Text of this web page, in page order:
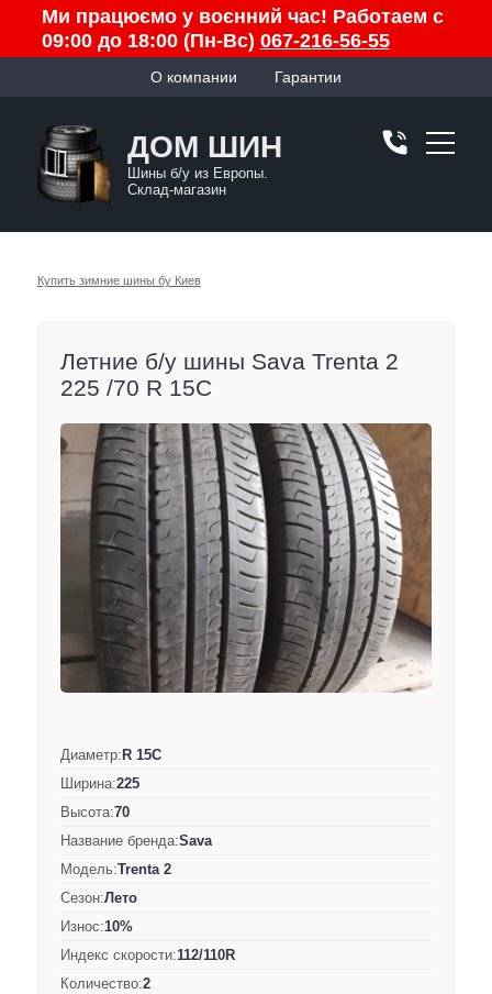
Ми працюємо у воєнний час! Работаем с
09:00 до 18:00 (Пн-Вс) 067-216-56-55
О компании Гарантии
ДОМ ШИН
Шины б/у из Европы.
Склад-магазин
Купить зимние шины бу Киев
Летние б/у шины Sava Trenta 2
225 /70 R 15C
Диаметр:R 15C
Ширина:225
Высота:70
Название бренда:Sava
Модель:Trenta 2
Сезон:Лето
Износ:10%
Индекс скорости:112/110R
Количество:2